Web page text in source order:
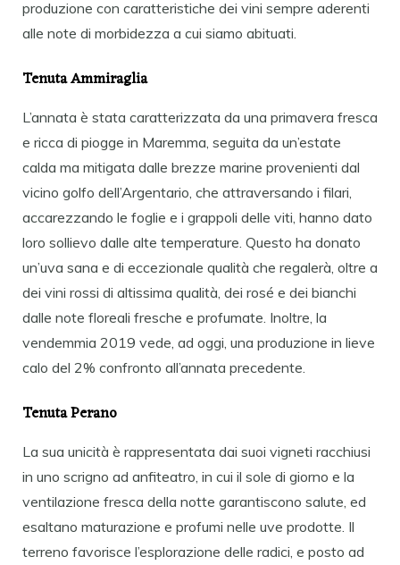
produzione con caratteristiche dei vini sempre aderenti
alle note di morbidezza a cui siamo abituati.
Tenuta Ammiraglia
L’annata è stata caratterizzata da una primavera fresca
e ricca di piogge in Maremma, seguita da un’estate
calda ma mitigata dalle brezze marine provenienti dal
vicino golfo dell’Argentario, che attraversando i filari,
accarezzando le foglie e i grappoli delle viti, hanno dato
loro sollievo dalle alte temperature. Questo ha donato
un’uva sana e di eccezionale qualità che regalerà, oltre a
dei vini rossi di altissima qualità, dei rosé e dei bianchi
dalle note floreali fresche e profumate. Inoltre, la
vendemmia 2019 vede, ad oggi, una produzione in lieve
calo del 2% confronto all’annata precedente.
Tenuta Perano
La sua unicità è rappresentata dai suoi vigneti racchiusi
in uno scrigno ad anfiteatro, in cui il sole di giorno e la
ventilazione fresca della notte garantiscono salute, ed
esaltano maturazione e profumi nelle uve prodotte. Il
terreno favorisce l’esplorazione delle radici, e posto ad